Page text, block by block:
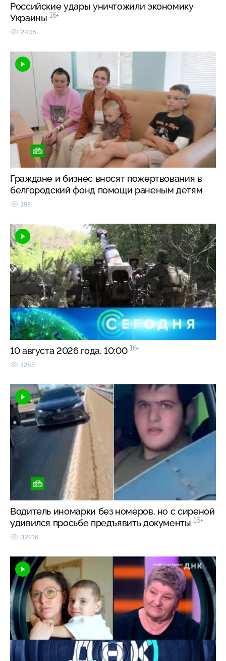
Российские удары уничтожили экономику
Украины 16+
2405
Граждане и бизнес вносят пожертвования в
белгородский фонд помощи раненым детям
198
10 августа 2026 года. 10:00 16+
1265
Водитель иномарки без номеров, но с сиреной
удивился просьбе предъявить документы 16+
32216